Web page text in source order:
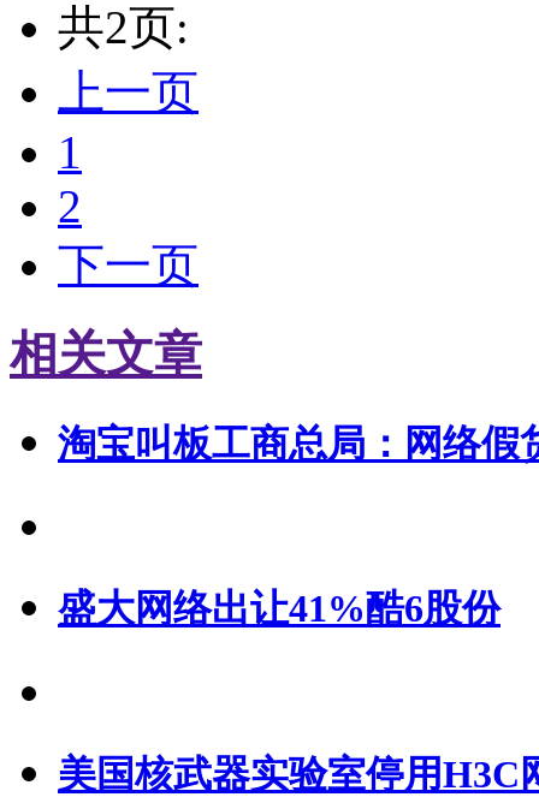
共2页:
上一页
1
2
下一页
相关文章
淘宝叫板工商总局：网络假
盛大网络出让41%酷6股份
美国核武器实验室停用H3C